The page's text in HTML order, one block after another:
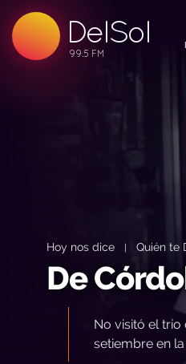
DelSol
99.5 FM
99.5 FM
99.5 FM
Hoy nos dice| Quién te
De
No visitó el trío
setiembre en